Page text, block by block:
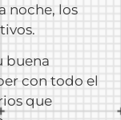
noche, los
buena
con todo el
que